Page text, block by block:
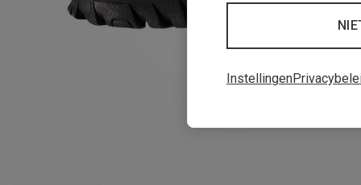
Instellingen